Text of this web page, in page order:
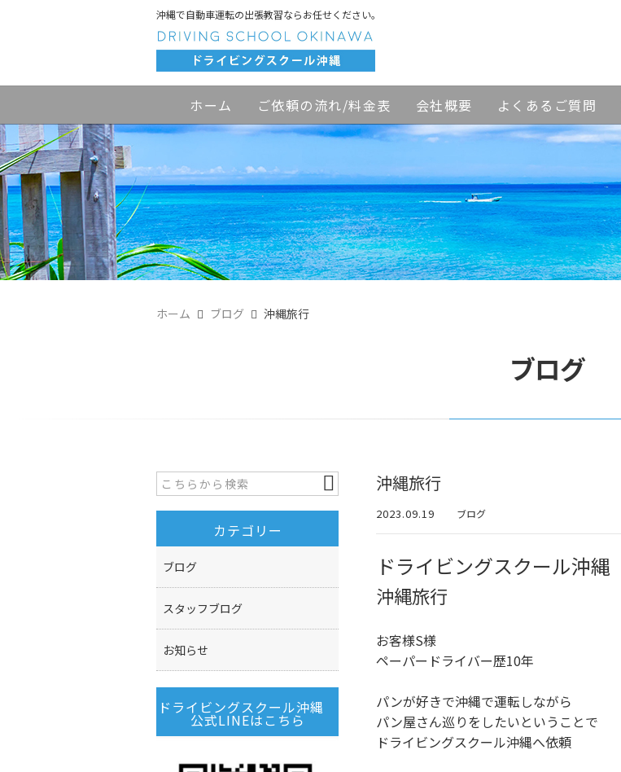
沖縄で自動車運転の出張教習ならお任せください。
ホーム ご依頼の流れ/料金表 会社概要 よくあるご質問
ホーム ブログ 沖縄旅行
ブログ
沖縄旅行
2023.09.19 ブログ
ドライビングスクール沖縄
沖縄旅行
お客様S様
ペーパードライバー歴10年
パンが好きで沖縄で運転しながら
パン屋さん巡りをしたいということで
ドライビングスクール沖縄へ依頼
カテゴリー
ブログ
スタッフブログ
お知らせ
ドライビングスクール沖縄
公式LINEはこちら